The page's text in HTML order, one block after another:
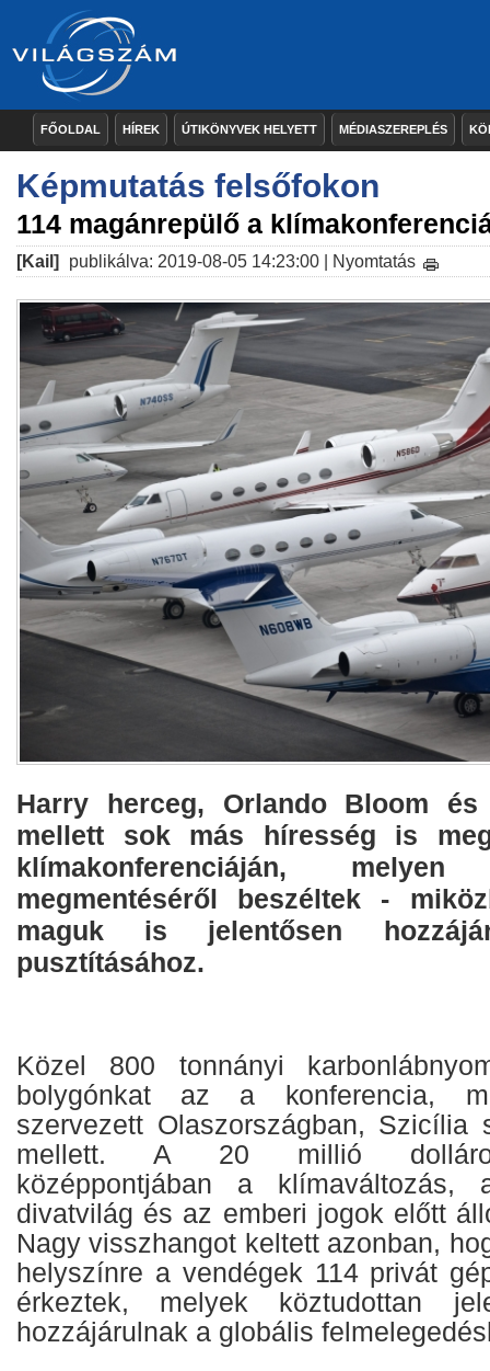
FŐOLDAL HÍREK ÚTIKÖNYVEK HELYETT MÉDIASZEREPLÉS
Képmutatás felsőfokon
114 magánrepülő a
[Kail] publikálva: 2019-08-05 14:23:00 | Nyomtatás
Harry herceg, Orlando Bloom és
mellett sok más híresség is
klímakonferenciáján,
megmentéséről beszéltek -
maguk is jelentősen
pusztításához.
Közel 800 tonnányi
bolygónkat az a konferencia,
szervezett Olaszországban, Szicília
mellett. A 20 millió
középpontjában a klímaváltozás,
divatvilág és az emberi jogok előtt
Nagy visszhangot keltett azonban,
helyszínre a vendégek 114 privát
érkeztek, melyek köztudottan
hozzájárulnak a globális